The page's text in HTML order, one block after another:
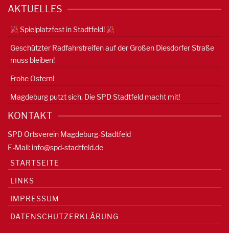
AKTUELLES
Spielplatzfest in Stadtfeld!
Geschützter Radfahrstreifen auf der Großen Diesdorfer Straße
muss bleiben!
Frohe Ostern!
Magdeburg putzt sich. Die SPD Stadtfeld macht mit!
KONTAKT
SPD Ortsverein Magdeburg-Stadtfeld
E-Mail: info@spd-stadtfeld.de
STARTSEITE
LINKS
IMPRESSUM
DATENSCHUTZERKLÄRUNG